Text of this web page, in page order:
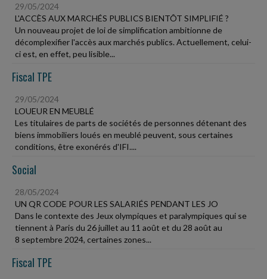
29/05/2024
L'ACCÈS AUX MARCHÉS PUBLICS BIENTÔT SIMPLIFIÉ ?
Un nouveau projet de loi de simplification ambitionne de
décomplexifier l'accès aux marchés publics. Actuellement, celui-
ci est, en effet, peu lisible...
Fiscal TPE
29/05/2024
LOUEUR EN MEUBLÉ
Les titulaires de parts de sociétés de personnes détenant des
biens immobiliers loués en meublé peuvent, sous certaines
conditions, être exonérés d'IFI....
Social
28/05/2024
UN QR CODE POUR LES SALARIÉS PENDANT LES JO
Dans le contexte des Jeux olympiques et paralympiques qui se
tiennent à Paris du 26 juillet au 11 août et du 28 août au
8 septembre 2024, certaines zones...
Fiscal TPE